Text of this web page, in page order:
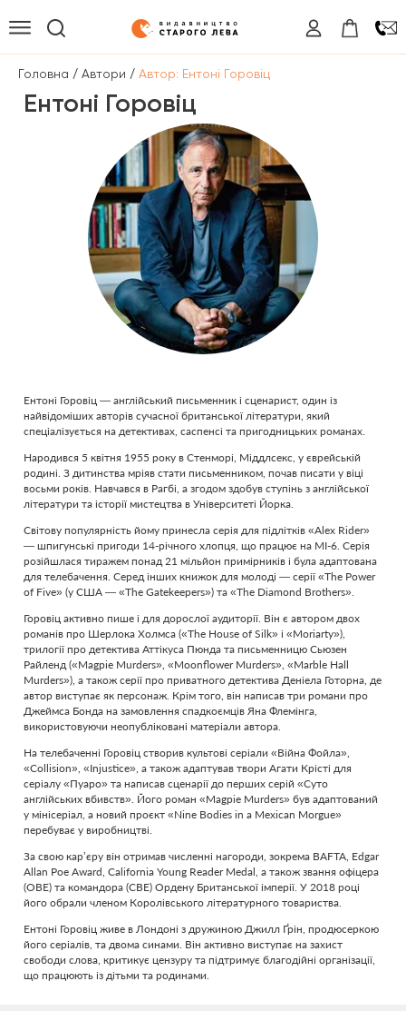
Головна / Автори / Автор: Ентоні Горовіц
Ентоні Горовіц
Ентоні Горовіц — англійський письменник і сценарист, один із
найвідоміших авторів сучасної британської літератури, який
спеціалізується на детективах, саспенсі та пригодницьких романах.
Народився 5 квітня 1955 року в Стенморі, Міддлсекс, у єврейській
родині. З дитинства мріяв стати письменником, почав писати у віці
восьми років. Навчався в Рагбі, а згодом здобув ступінь з англійської
літератури та історії мистецтва в Університеті Йорка.
Світову популярність йому принесла серія для підлітків «Alex Rider»
— шпигунські пригоди 14-річного хлопця, що працює на МІ-6. Серія
розійшлася тиражем понад 21 мільйон примірників і була адаптована
для телебачення. Серед інших книжок для молоді — серії «The Power
of Five» (у США — «The Gatekeepers») та «The Diamond Brothers».
Горовіц активно пише і для дорослої аудиторії. Він є автором двох
романів про Шерлока Холмса («The House of Silk» і «Moriarty»),
трилогії про детектива Аттікуса Пюнда та письменницю Сьюзен
Райленд («Magpie Murders», «Moonflower Murders», «Marble Hall
Murders»), а також серії про приватного детектива Деніела Готорна, де
автор виступає як персонаж. Крім того, він написав три романи про
Джеймса Бонда на замовлення спадкоємців Яна Флемінга,
використовуючи неопубліковані матеріали автора.
На телебаченні Горовіц створив культові серіали «Війна Фойла»,
«Collision», «Injustice», а також адаптував твори Агати Крісті для
серіалу «Пуаро» та написав сценарії до перших серій «Суто
англійських вбивств». Його роман «Magpie Murders» був адаптований
у мінісеріал, а новий проєкт «Nine Bodies in a Mexican Morgue»
перебуває у виробництві.
За свою кар’єру він отримав численні нагороди, зокрема BAFTA, Edgar
Allan Poe Award, California Young Reader Medal, а також звання офіцера
(OBE) та командора (CBE) Ордену Британської імперії. У 2018 році
його обрали членом Королівського літературного товариства.
Ентоні Горовіц живе в Лондоні з дружиною Джилл Ґрін, продюсеркою
його серіалів, та двома синами. Він активно виступає на захист
свободи слова, критикує цензуру та підтримує благодійні організації,
що працюють із дітьми та родинами.